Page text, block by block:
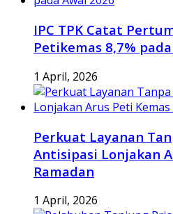
IPC TPK Catat
Petikemas 8,7%
1 April, 2026
Perkuat Layanan
Antisipasi Lonjakan
Ramadan
1 April, 2026